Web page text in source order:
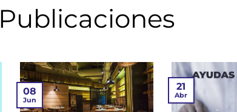
Publicaciones
08
Jun
21
Abr